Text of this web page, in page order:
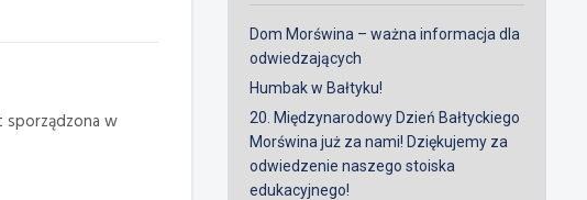
sporządzona w
Dom Morświna – ważna informacja dla
odwiedzających
Humbak w Bałtyku!
20. Międzynarodowy Dzień Bałtyckiego
Morświna już za nami! Dziękujemy za
odwiedzenie naszego stoiska
edukacyjnego!